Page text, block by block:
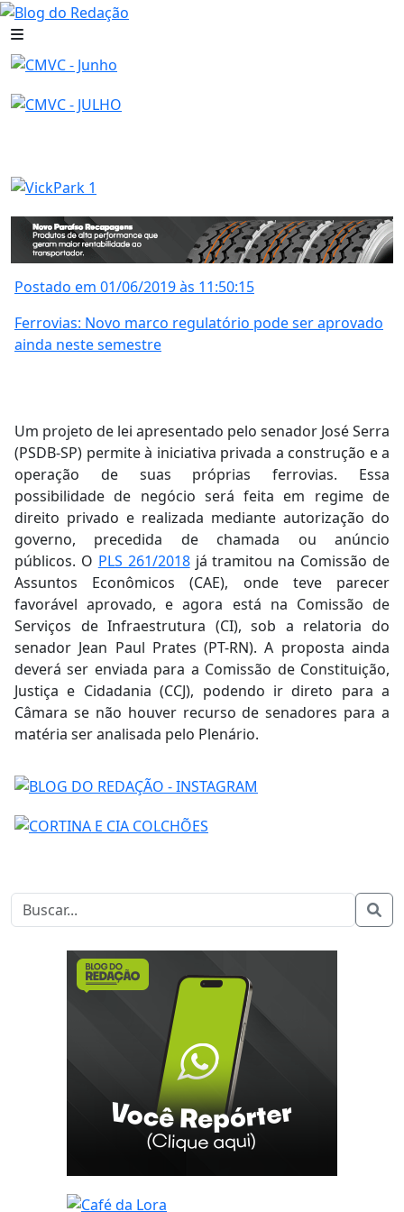
Postado em 01/06/2019 às 11:50:15
Ferrovias: Novo marco regulatório pode ser aprovado
ainda neste semestre
Um projeto de lei apresentado pelo senador José Serra
(PSDB-SP) permite à iniciativa privada a construção e a
operação de suas próprias ferrovias. Essa
possibilidade de negócio será feita em regime de
direito privado e realizada mediante autorização do
governo, precedida de chamada ou anúncio
públicos. O PLS 261/2018já tramitou na Comissão de
Assuntos Econômicos (CAE), onde teve parecer
favorável aprovado, e agora está na Comissão de
Serviços de Infraestrutura (CI), sob a relatoria do
senador Jean Paul Prates (PT-RN). A proposta ainda
deverá ser enviada para a Comissão de Constituição,
Justiça e Cidadania (CCJ), podendo ir direto para a
Câmara se não houver recurso de senadores para a
matéria ser analisada pelo Plenário.